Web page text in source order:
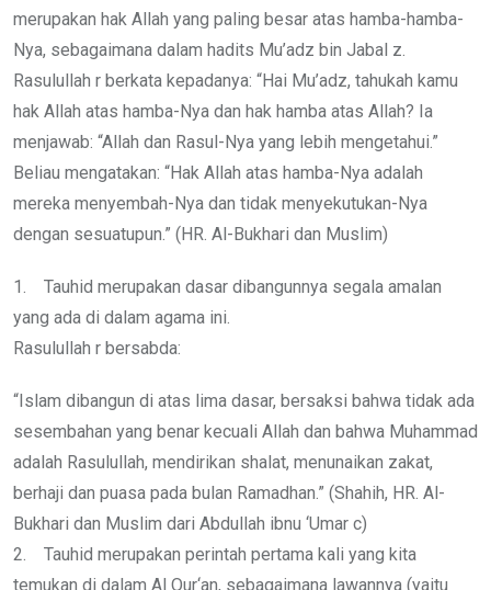
merupakan hak Allah yang paling besar atas hamba-hamba-
Nya, sebagaimana dalam hadits Mu’adz bin Jabal z.
Rasulullah r berkata kepadanya: “Hai Mu’adz, tahukah kamu
hak Allah atas hamba-Nya dan hak hamba atas Allah? Ia
menjawab: “Allah dan Rasul-Nya yang lebih mengetahui.”
Beliau mengatakan: “Hak Allah atas hamba-Nya adalah
mereka menyembah-Nya dan tidak menyekutukan-Nya
dengan sesuatupun.” (HR. Al-Bukhari dan Muslim)
1. Tauhid merupakan dasar dibangunnya segala amalan
yang ada di dalam agama ini.
Rasulullah r bersabda:
“Islam dibangun di atas lima dasar, bersaksi bahwa tidak ada
sesembahan yang benar kecuali Allah dan bahwa Muhammad
adalah Rasulullah, mendirikan shalat, menunaikan zakat,
berhaji dan puasa pada bulan Ramadhan.” (Shahih, HR. Al-
Bukhari dan Muslim dari Abdullah ibnu ‘Umar c)
2. Tauhid merupakan perintah pertama kali yang kita
temukan di dalam Al Qur‘an, sebagaimana lawannya (yaitu